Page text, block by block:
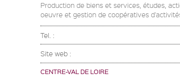
Production de biens et services, études,
oeuvre et gestion de coopératives
Tel. :
Site web :
CENTRE-VAL DE LOIRE